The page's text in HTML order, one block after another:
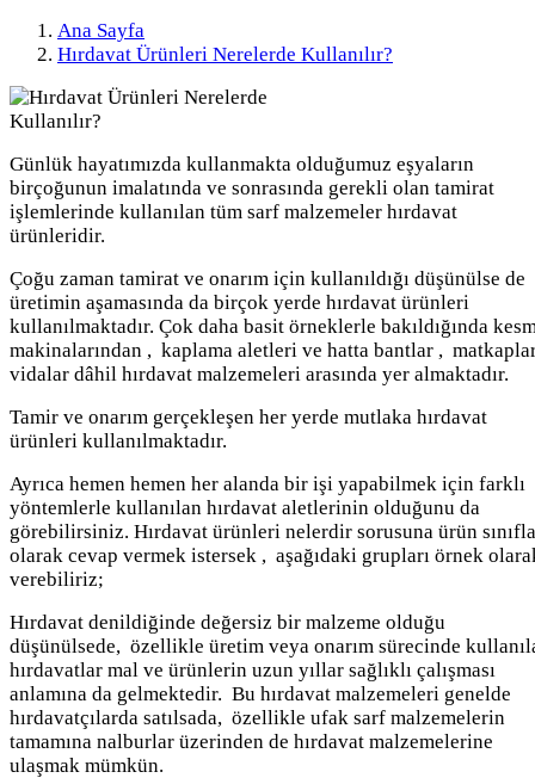
Ana Sayfa
Hırdavat Ürünleri Nerelerde Kullanılır?
Günlük hayatımızda kullanmakta olduğumuz eşyaların
birçoğunun imalatında ve sonrasında gerekli olan tamirat
işlemlerinde kullanılan tüm sarf malzemeler hırdavat
ürünleridir.
Çoğu zaman tamirat ve onarım için kullanıldığı düşünülse de
üretimin aşamasında da birçok yerde hırdavat ürünleri
kullanılmaktadır. Çok daha basit örneklerle bakıldığında
makinalarından , kaplama aletleri ve hatta bantlar ,
vidalar dâhil hırdavat malzemeleri arasında yer almaktadır.
Tamir ve onarım gerçekleşen her yerde mutlaka hırdavat
ürünleri kullanılmaktadır.
Ayrıca hemen hemen her alanda bir işi yapabilmek için farklı
yöntemlerle kullanılan hırdavat aletlerinin olduğunu da
görebilirsiniz. Hırdavat ürünleri nelerdir sorusuna ürün
olarak cevap vermek istersek , aşağıdaki grupları örnek
verebiliriz;
Hırdavat denildiğinde değersiz bir malzeme olduğu
düşünülsede, özellikle üretim veya onarım sürecinde
hırdavatlar mal ve ürünlerin uzun yıllar sağlıklı çalışması
anlamına da gelmektedir. Bu hırdavat malzemeleri genelde
hırdavatçılarda satılsada, özellikle ufak sarf malzemelerin
tamamına nalburlar üzerinden de hırdavat malzemelerine
ulaşmak mümkün.